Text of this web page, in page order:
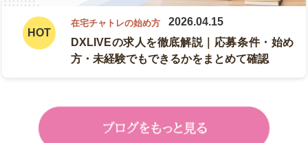
在宅チャトレの始め方
2026.04.15
DXLIVEの求人を徹底解説｜応募条件・始め
方・未経験でもできるかをまとめて確認